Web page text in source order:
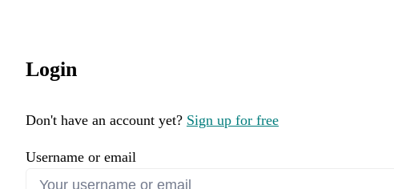
Login
Don't have an account yet? Sign up for free
Username or email